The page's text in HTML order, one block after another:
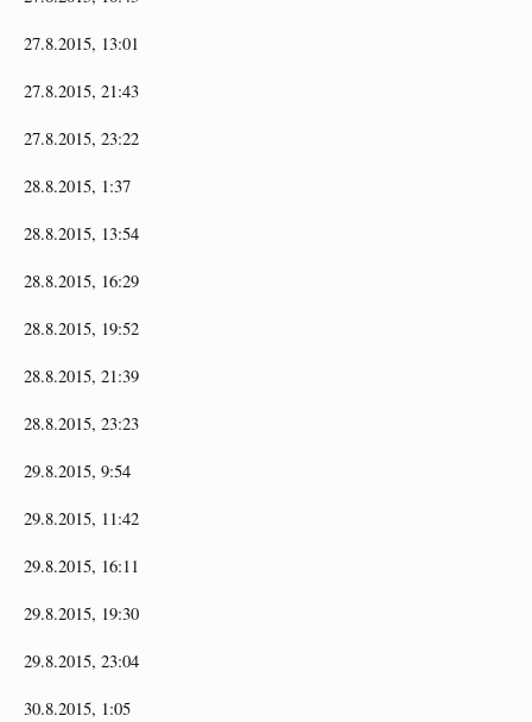
27.8.2015, 13:01
27.8.2015, 21:43
27.8.2015, 23:22
28.8.2015, 1:37
28.8.2015, 13:54
28.8.2015, 16:29
28.8.2015, 19:52
28.8.2015, 21:39
28.8.2015, 23:23
29.8.2015, 9:54
29.8.2015, 11:42
29.8.2015, 16:11
29.8.2015, 19:30
29.8.2015, 23:04
30.8.2015, 1:05